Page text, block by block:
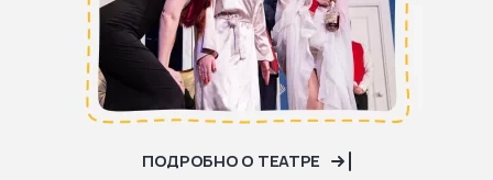
ПОДРОБНО О ТЕАТРЕ